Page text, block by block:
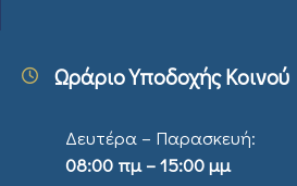
Ωράριο Υποδοχής Κοινού
Δευτέρα – Παρασκευή:
08:00 πμ – 15:00 μμ